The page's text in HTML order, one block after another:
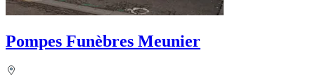
Pompes Funèbres Meunier